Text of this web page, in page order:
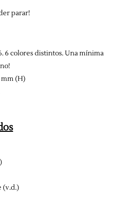
parar!
6 colores distintos. Una mínima
(H)
(v.d.)